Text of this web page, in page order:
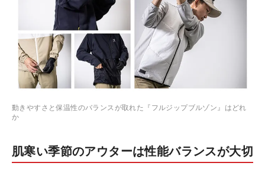
動きやすさと保温性のバランスが取れた『フルジップブルゾン』はどれ
か
肌寒い季節のアウターは性能バランスが大切